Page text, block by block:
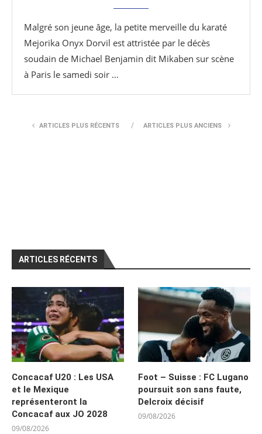
Malgré son jeune âge, la petite merveille du karaté
Mejorika Onyx Dorvil est attristée par le décès
soudain de Michael Benjamin dit Mikaben sur scène
à Paris le samedi soir …
ARTICLES PLUS RÉCENTS ARTICLES PLUS ANCIENS
ARTICLES RÉCENTS
Concacaf U20 : Les USA
et le Mexique
représenteront la
Concacaf aux JO 2028
09/08/2026
Foot – Suisse : FC Lugano
poursuit son sans faute,
Delcroix décisif
09/08/2026